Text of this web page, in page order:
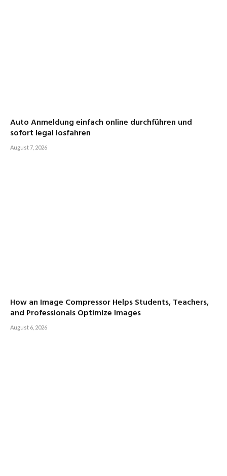
Auto Anmeldung einfach online durchführen und
sofort legal losfahren
August 7, 2026
How an Image Compressor Helps Students, Teachers,
and Professionals Optimize Images
August 6, 2026